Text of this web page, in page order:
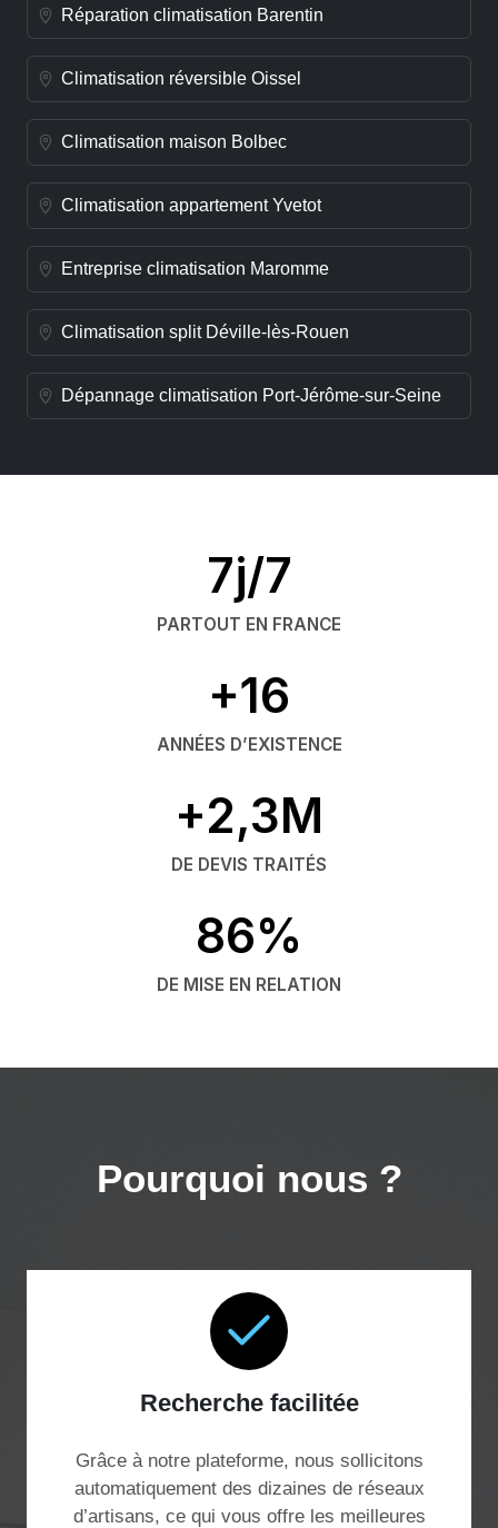
Réparation climatisation Barentin
Climatisation réversible Oissel
Climatisation maison Bolbec
Climatisation appartement Yvetot
Entreprise climatisation Maromme
Climatisation split Déville-lès-Rouen
Dépannage climatisation Port-Jérôme-sur-Seine
7j/7
PARTOUT EN FRANCE
+16
ANNÉES D’EXISTENCE
+2,3M
DE DEVIS TRAITÉS
86%
DE MISE EN RELATION
Pourquoi nous ?
Recherche facilitée
Grâce à notre plateforme, nous sollicitons
automatiquement des dizaines de réseaux
d’artisans, ce qui vous offre les meilleures